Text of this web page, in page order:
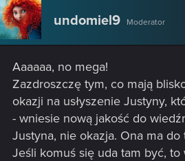
t
i
o
n
:
undomiel9 Moderator
Aaaaaa, no mega!
Zazdroszczę tym, co mają
okazji na usłyszenie Justyny,
- wniesie nową jakość do
Justyna, nie okazja. Ona ma do
Jeśli komuś się uda tam być,